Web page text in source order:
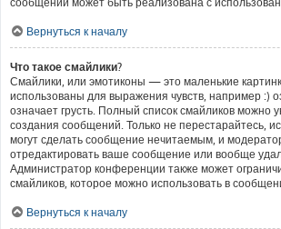
Вернуться к началу
Что такое смайлики?
Смайлики, или эмотиконы — это маленькие
использованы для выражения чувств, например :)
означает грусть. Полный список смайликов можно
создания сообщений. Только не перестарайтесь,
могут сделать сообщение нечитаемым, и
отредактировать ваше сообщение или вообще
Администратор конференции также может
смайликов, которое можно использовать в
Вернуться к началу